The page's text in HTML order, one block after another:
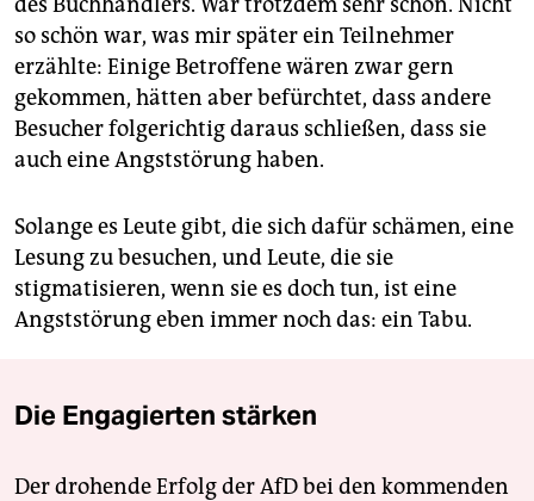
so schön war, was mir später ein Teilnehmer
erzählte: Einige Betroffene wären zwar gern
gekommen, hätten aber befürchtet, dass andere
Besucher folgerichtig daraus schließen, dass sie
auch eine Angststörung haben.
Solange es Leute gibt, die sich dafür schämen, eine
Lesung zu besuchen, und Leute, die sie
stigmatisieren, wenn sie es doch tun, ist eine
Angststörung eben immer noch das: ein Tabu.
Die Engagierten stärken
Der drohende Erfolg der AfD bei den kommenden